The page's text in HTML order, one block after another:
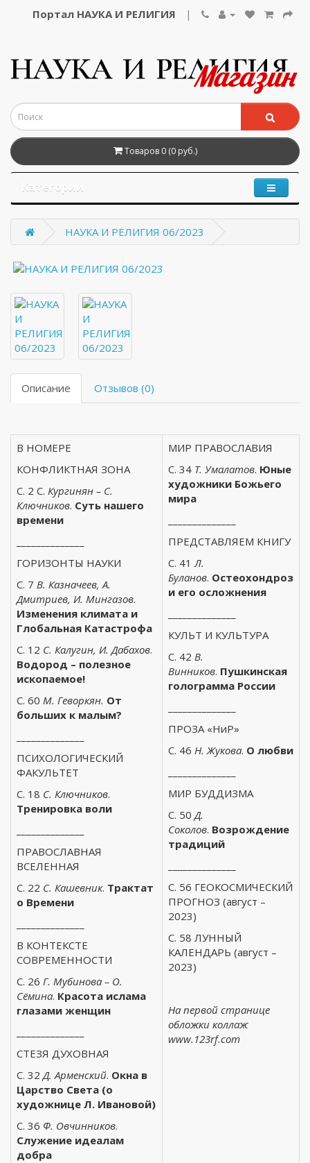
Портал НАУКА И РЕЛИГИЯ |
Товаров 0 (0 руб.)
Категории
НАУКА И РЕЛИГИЯ 06/2023
Описание Отзывов (0)
В НОМЕРЕ
КОНФЛИКТНАЯ ЗОНА
С. 2 С. Кургинян – С.
Ключников. Суть нашего
времени
ГОРИЗОНТЫ НАУКИ
С. 7 В. Казначеев, А.
Дмитриев, И. Мингазов.
Изменения климата и
Глобальная Катастрофа
С. 12 С. Калугин, И. Дабахов.
Водород – полезное
ископаемое!
С. 60 М. Геворкян. От
больших к малым?
ПСИХОЛОГИЧЕСКИЙ
ФАКУЛЬТЕТ
С. 18 С. Ключников.
Тренировка воли
ПРАВОСЛАВНАЯ
ВСЕЛЕННАЯ
С. 22 С. Кашевник. Трактат
о Времени
В КОНТЕКСТЕ
СОВРЕМЕННОСТИ
С. 26 Г. Мубинова – О.
Сёмина. Красота ислама
глазами женщин
СТЕЗЯ ДУХОВНАЯ
С. 32Д. Арменский. Окна в
Царство Света (о
художнице Л. Ивановой)
С. 36 Ф. Овчинников.
Служение идеалам
добра
МИР ПРАВОСЛАВИЯ
С. 34 Т. Умалатов. Юные
художники Божьего
мира
ПРЕДСТАВЛЯЕМ КНИГУ
С. 41Л.
Буланов. Остеохондроз
и его осложнения
КУЛЬТ И КУЛЬТУРА
С. 42 В.
Винников. Пушкинская
голограмма России
ПРОЗА «НиР»
С. 46 Н. Жукова. О любви
МИР БУДДИЗМА
С. 50Д.
Соколов. Возрождение
традиций
С. 56 ГЕОКОСМИЧЕСКИЙ
ПРОГНОЗ (август –
2023)
С. 58 ЛУННЫЙ
КАЛЕНДАРЬ (август –
2023)
На первой странице
обложки коллаж
www.123rf.com